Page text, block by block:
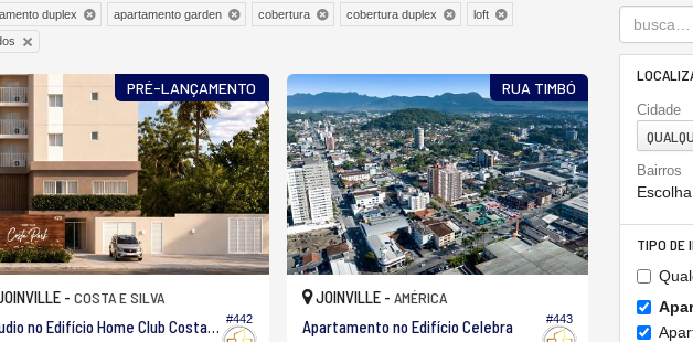
Cidade
Bairros
Escolha
TIPO DE
duplex apartamento garden cobertura cobertura duplex
loft
PRÉ-LANÇAMENTO
#442
- COSTA E SILVA
Studio no Edifício Home Club Costa Park
RUA TIMBÓ
#443
JOINVILLE - AMÉRICA
Apartamento no Edifício Celebra